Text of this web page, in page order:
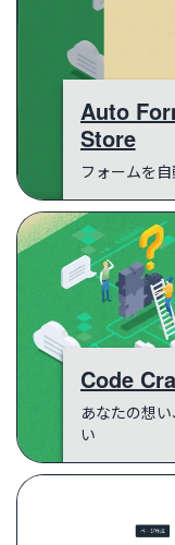
Auto
Store
フォームを
Code
あなたの想
い